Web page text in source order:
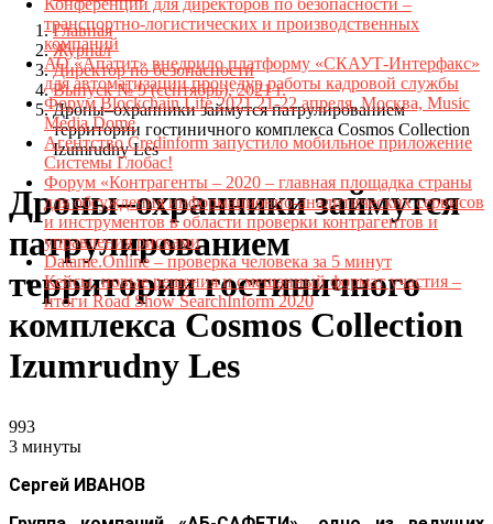
Конференции для директоров по безопасности –
транспортно-логистических и производственных
компаний
АО «Апатит» внедрило платформу «СКАУТ-Интерфакс»
для автоматизации процедур работы кадровой службы
Форум Blockchain Life 2021 21-22 апреля, Москва, Music
Media Dome
Агентство Credinform запустило мобильное приложение
Системы Глобас!
Форум «Контрагенты – 2020 – главная площадка страны
для обсуждения информационно-аналитических сервисов
и инструментов в области проверки контрагентов и
управления рисками
Datame.Online – проверка человека за 5 минут
Кейсы, новые решения и смешанный формат участия –
итоги Road Show SearchInform 2020
Главная
Журнал
Директор по безопасности
Выпуск № 9 (сентябрь), 2021 г.
Дроны–охранники займутся патрулированием
территории гостиничного комплекса Cosmos Collection
Izumrudny Les
Дроны–охранники займутся
патрулированием
территории гостиничного
комплекса Cosmos Collection
Izumrudny Les
993
3 минуты
Сергей ИВАНОВ